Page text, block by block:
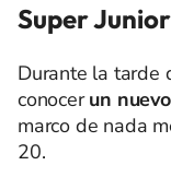
Super
Durante la tarde
conocerun
marco de nada
20.